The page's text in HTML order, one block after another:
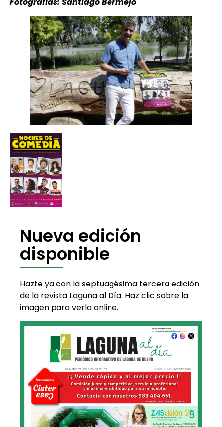
Fotografías: Santiago Bermejo
Nueva edición
disponible
Hazte ya con la septuagésima tercera edición
de la revista Laguna al Día. Haz clic sobre la
imagen para verla online.